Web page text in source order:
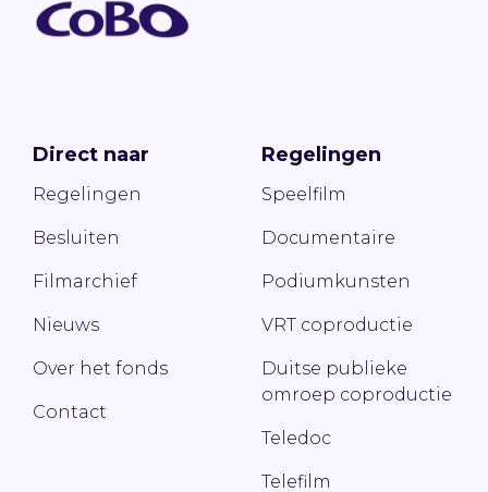
Direct naar
Regelingen
Besluiten
Filmarchief
Nieuws
Over het fonds
Contact
Regelingen
Speelfilm
Documentaire
Podiumkunsten
VRT coproductie
Duitse publieke
omroep coproductie
Teledoc
Telefilm